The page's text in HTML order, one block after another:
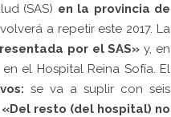
(SAS) en la provincia de
a repetir este 2017. La
por el SAS»y, en
el Hospital Reina Sofía. El
se va a suplir con seis
«Del resto (del hospital) no